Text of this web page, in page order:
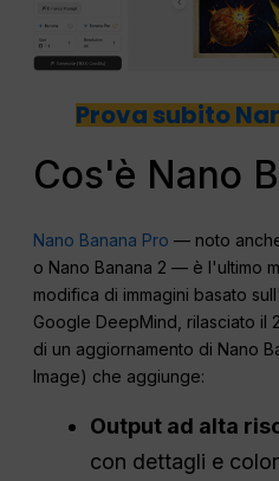
Prova subito
Cos'è Nano
Nano Banana Pro — noto
o Nano Banana 2 — è l'ultimo
modifica di immagini basato
Google DeepMind, rilasciato il
di un aggiornamento di Nano
Image) che aggiunge:
Output ad alta
con dettagli e